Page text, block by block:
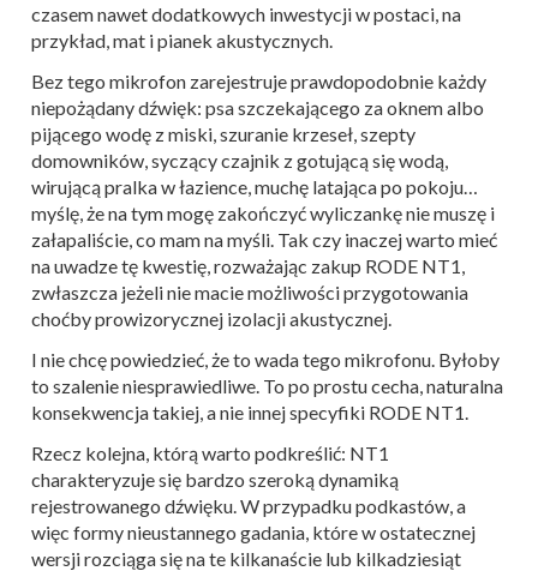
czasem nawet dodatkowych inwestycji w postaci, na
przykład, mat i pianek akustycznych.
Bez tego mikrofon zarejestruje prawdopodobnie każdy
niepożądany dźwięk: psa szczekającego za oknem albo
pijącego wodę z miski, szuranie krzeseł, szepty
domowników, syczący czajnik z gotującą się wodą,
wirującą pralka w łazience, muchę latająca po pokoju…
myślę, że na tym mogę zakończyć wyliczankę nie muszę i
załapaliście, co mam na myśli. Tak czy inaczej warto mieć
na uwadze tę kwestię, rozważając zakup RODE NT1,
zwłaszcza jeżeli nie macie możliwości przygotowania
choćby prowizorycznej izolacji akustycznej.
I nie chcę powiedzieć, że to wada tego mikrofonu. Byłoby
to szalenie niesprawiedliwe. To po prostu cecha, naturalna
konsekwencja takiej, a nie innej specyfiki RODE NT1.
Rzecz kolejna, którą warto podkreślić: NT1
charakteryzuje się bardzo szeroką dynamiką
rejestrowanego dźwięku. W przypadku podkastów, a
więc formy nieustannego gadania, które w ostatecznej
wersji rozciąga się na te kilkanaście lub kilkadziesiąt